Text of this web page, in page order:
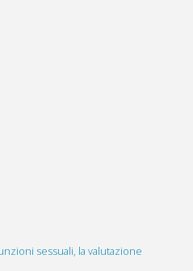
sessuali, la valutazione